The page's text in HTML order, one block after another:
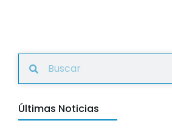
Últimas Noticias